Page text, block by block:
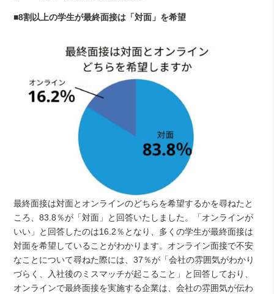
■8割以上の学生が最終面接は「対面」を希望
最終面接は対面とオンラインのどちらを希望するかを尋ねたと
ころ、83.8％が「対面」と回答いたしました。「オンラインが
いい」と回答したのは16.2％となり、多くの学生が最終面接は
対面を希望していることがわかります。オンライン面接で不安
なことについて尋ねた際には、37％が「会社の雰囲気がわかり
づらく、入社後のミスマッチが起こること」と回答しており、
オンラインで最終面接を実施する企業は、会社の雰囲気が伝わ